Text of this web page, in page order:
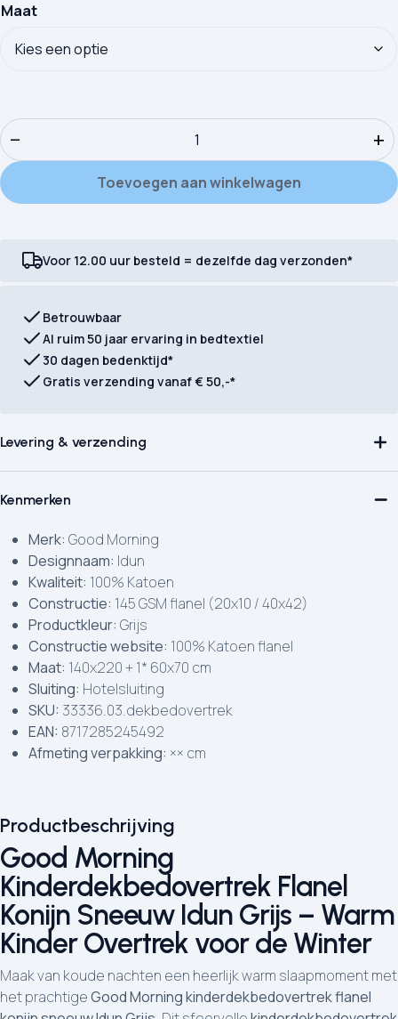
Productbeschrijving
Good Morning
Kinderdekbedovertrek Flanel
Konijn Sneeuw Idun Grijs – Warm
Kinder Overtrek voor de Winter
Maak van koude nachten een heerlijk warm slaapmoment met
het prachtigeGood Morning kinderdekbedovertrek flanel
Maat
Kinderdekbedovertrek Good Morning Flanel Idun aantal
− +
Toevoegen aan winkelwagen
Voor 12.00 uur besteld = dezelfde dag verzonden*
Betrouwbaar
Al ruim 50 jaar ervaring in bedtextiel
30 dagen bedenktijd*
Gratis verzending vanaf € 50,-*
Levering & verzending
Kenmerken
Merk: Good Morning
Designnaam: Idun
Kwaliteit: 100% Katoen
Constructie: 145 GSM flanel (20x10 / 40x42)
Productkleur: Grijs
Constructie website: 100% Katoen flanel
Maat: 140x220 + 1* 60x70 cm
Sluiting: Hotelsluiting
SKU: 33336.03.dekbedovertrek
EAN: 8717285245492
Afmeting verpakking: ×× cm